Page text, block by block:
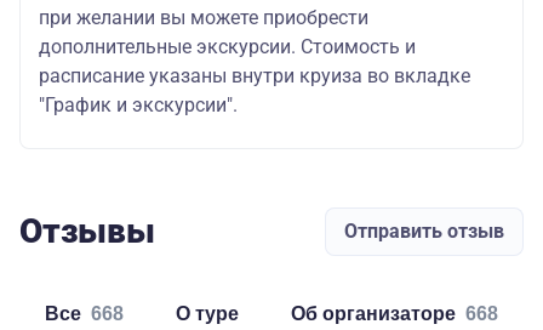
при желании вы можете приобрести
дополнительные экскурсии. Стоимость и
расписание указаны внутри круиза во вкладке
"График и экскурсии".
Отзывы Отправить отзыв
Все 668 о туре об организаторе 668